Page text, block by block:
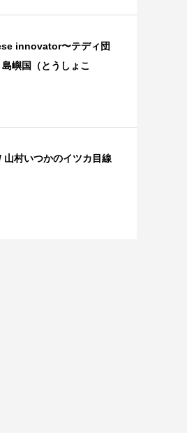
innovator〜テディ団
嶼国（とうしょこ
村いつかのイツカ目線